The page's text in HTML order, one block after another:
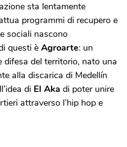
sta lentamente
programmi di recupero e
sociali nascono
questi è Agroarte: un
difesa del territorio, nato una
alla discarica di Medellín
di El Aka di poter unire
attraverso l’hip hop e